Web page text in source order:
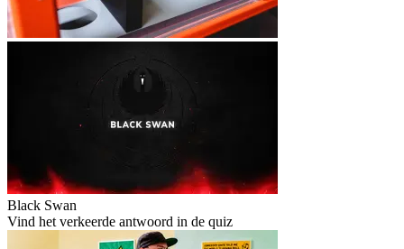
Black Swan
Vind het verkeerde antwoord in de quiz